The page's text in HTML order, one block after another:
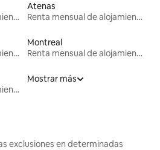
Renta mensual de alojamientos
Atenas
Renta mensual de alojamientos
Renta mensual de alojamientos
Montreal
Renta mensual de alojamientos
Renta mensual de alojamientos
Mostrar más
exclusiones en determinadas